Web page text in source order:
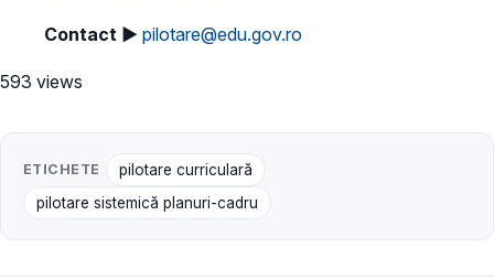
Contact ► pilotare@edu.gov.ro
593 views
ETICHETE
pilotare curriculară
pilotare sistemică planuri-cadru